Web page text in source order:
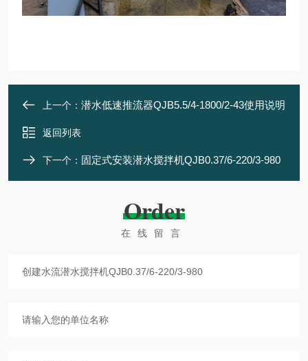
上一个： 潜水低速推流器QJB5.5/4-1800/2-43使用说明
返回列表
下一个： 固定式安装潜水搅拌机QJB0.37/6-220/3-980
Order
在线留言